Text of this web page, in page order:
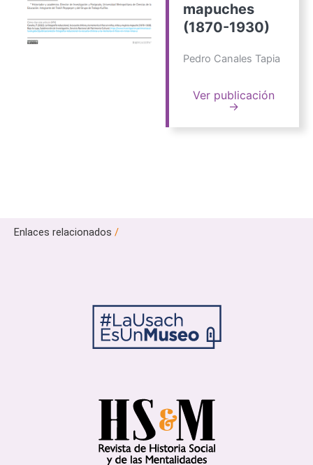
mapuches
(1870-1930)
Pedro Canales Tapia
Ver publicación
→
Enlaces relacionados /